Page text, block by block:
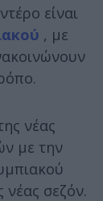
είναι
, με
νέας
με την
νέας σεζόν.